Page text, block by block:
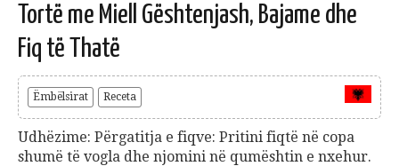
Tortë me Miell Gështenjash, Bajame dhe
Fiq të Thatë
Ëmbëlsirat Receta
Udhëzime: Përgatitja e fiqve: Pritini fiqtë në copa
shumë të vogla dhe njomini në qumështin e nxehur.